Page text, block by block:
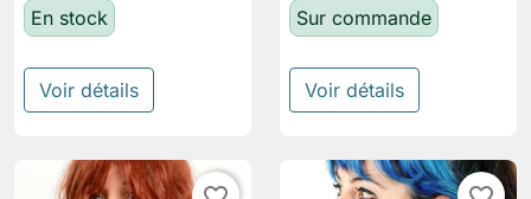
En stock
Voir détails
Sur commande
Voir détails